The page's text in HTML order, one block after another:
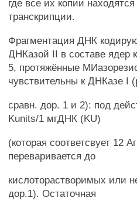
где все их копии
транскрипции.
Фрагментация ДНК
ДНКазой II в составе ядер
5, протяжённые
чувствительны к ДНКазе I
сравн. дор. 1 и 2): под
Kunits/1 мгДНК (KU)
(которая соответсвует 12
переваривается до
кислоторастворимых или
дор.1). Остаточная